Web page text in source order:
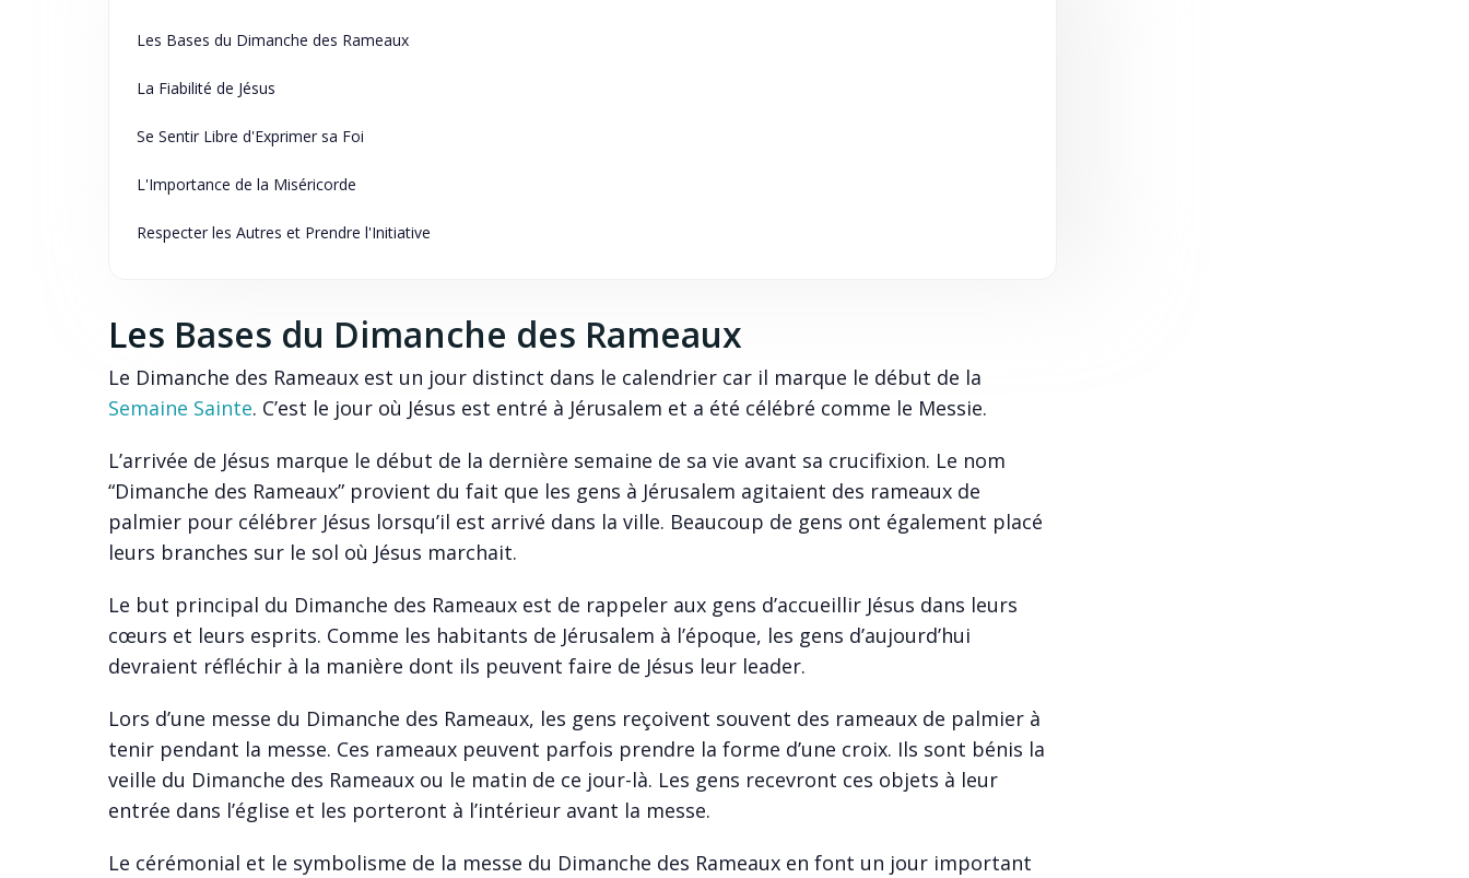
Les Bases du Dimanche des Rameaux
La Fiabilité de Jésus
Se Sentir Libre d'Exprimer sa Foi
L'Importance de la Miséricorde
Respecter les Autres et Prendre l'Initiative
Les Bases du Dimanche des Rameaux
Le Dimanche des Rameaux est un jour distinct dans le calendrier car il marque le début de la
Semaine Sainte. C’est le jour où Jésus est entré à Jérusalem et a été célébré comme le Messie.
L’arrivée de Jésus marque le début de la dernière semaine de sa vie avant sa crucifixion. Le nom
“Dimanche des Rameaux” provient du fait que les gens à Jérusalem agitaient des rameaux de
palmier pour célébrer Jésus lorsqu’il est arrivé dans la ville. Beaucoup de gens ont également placé
leurs branches sur le sol où Jésus marchait.
Le but principal du Dimanche des Rameaux est de rappeler aux gens d’accueillir Jésus dans leurs
cœurs et leurs esprits. Comme les habitants de Jérusalem à l’époque, les gens d’aujourd’hui
devraient réfléchir à la manière dont ils peuvent faire de Jésus leur leader.
Lors d’une messe du Dimanche des Rameaux, les gens reçoivent souvent des rameaux de palmier à
tenir pendant la messe. Ces rameaux peuvent parfois prendre la forme d’une croix. Ils sont bénis la
veille du Dimanche des Rameaux ou le matin de ce jour-là. Les gens recevront ces objets à leur
entrée dans l’église et les porteront à l’intérieur avant la messe.
Le cérémonial et le symbolisme de la messe du Dimanche des Rameaux en font un jour important